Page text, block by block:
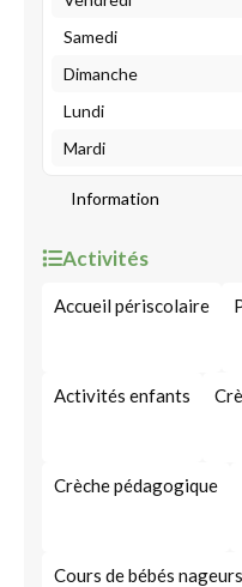
Samedi
Dimanche
Lundi
Mardi
Information
Activités
Accueil périscolaire
Activités enfants
Crèche pédagogique
Cours de bébés nageurs